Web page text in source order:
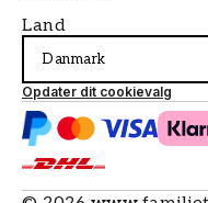
Land
Danmark
Opdater dit cookievalg